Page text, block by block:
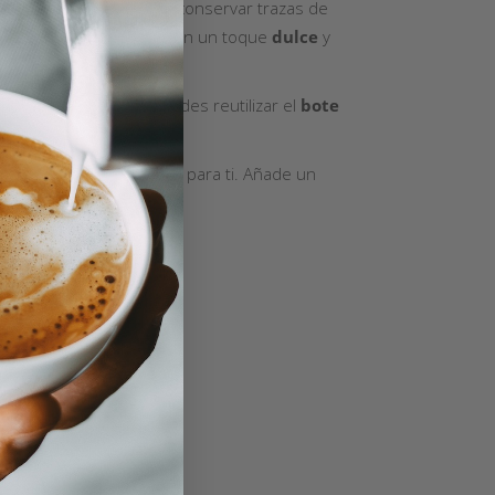
lo que permite conservar trazas de
refinado pero con un toque dulce y
su uso diario. Puedes reutilizar el bote
es la mejor opción para ti. Añade un
.